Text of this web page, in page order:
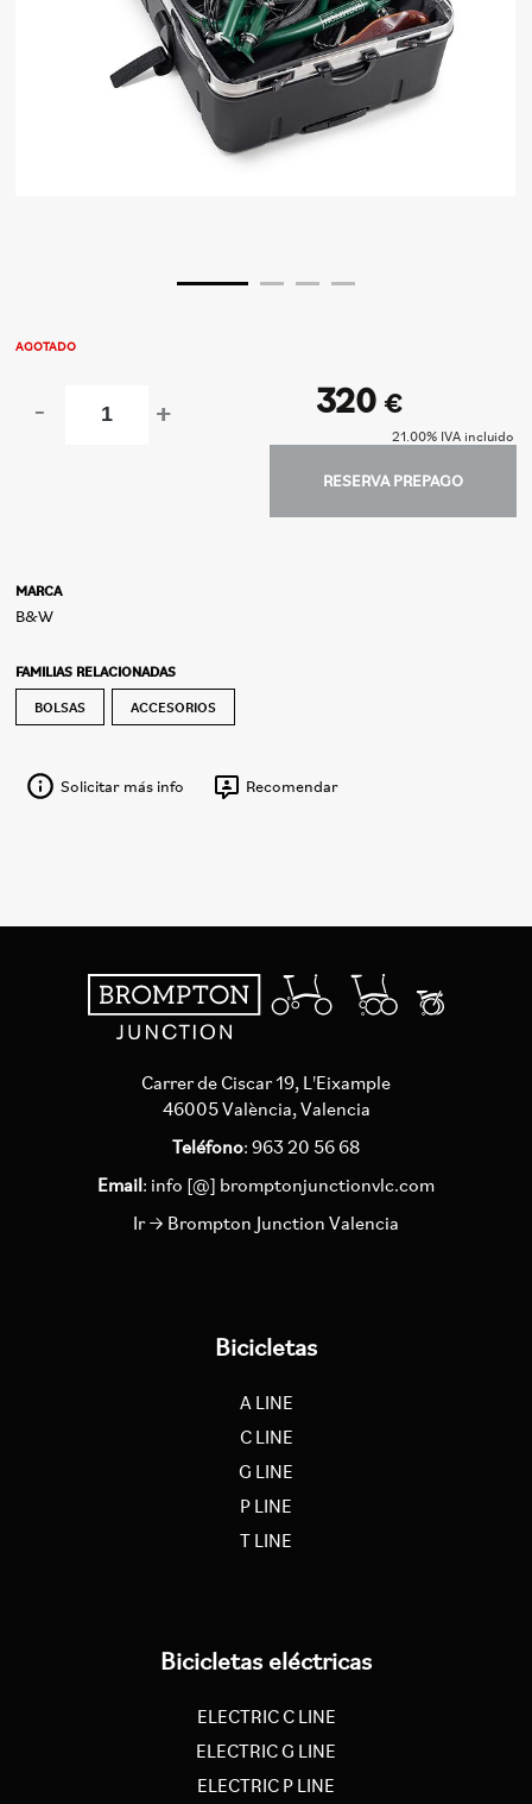
AGOTADO
320 €
21.00% IVA incluido
- +
RESERVA PREPAGO
MARCA
B&W
FAMILIAS RELACIONADAS
BOLSAS
ACCESORIOS
Solicitar más info Recomendar
Carrer de Ciscar 19, L'Eixample
46005 València, Valencia
Teléfono: 963 20 56 68
Email: info [@] bromptonjunctionvlc.com
Ir → Brompton Junction Valencia
Bicicletas
A LINE
C LINE
G LINE
P LINE
T LINE
Bicicletas eléctricas
ELECTRIC C LINE
ELECTRIC G LINE
ELECTRIC P LINE